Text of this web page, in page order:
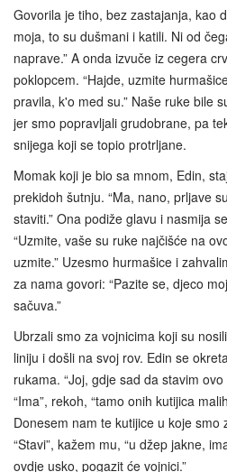
Govorila je tiho, bez zastajanja, kao
moja, to su dušmani i katili. Ni od
naprave.” A onda izvuče iz cegera
poklopcem. “Hajde, uzmite
pravila, k'o med su.” Naše ruke bile
jer smo popravljali grudobrane, pa
snijega koji se topio protrljane.
Momak koji je bio sa mnom, Edin,
prekidoh šutnju. “Ma, nano, prljave
staviti.” Ona podiže glavu i nasmija
“Uzmite, vaše su ruke najčišće na
uzmite.” Uzesmo hurmašice i
za nama govori: “Pazite se, djeco
sačuva.”
Ubrzali smo za vojnicima koji su
liniju i došli na svoj rov. Edin se
rukama. “Joj, gdje sad da stavim
“Ima”, rekoh, “tamo onih kutijica
Donesem nam te kutijice u koje smo
“Stavi”, kažem mu, “u džep jakne,
ovdje usko, pogazit će vojnici.”